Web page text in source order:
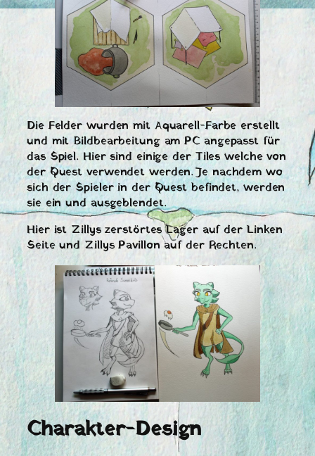
Die Felder wurden mit Aquarell-Farbe erstellt
und mit Bildbearbeitung am PC angepasst für
das Spiel. Hier sind einige der Tiles welche von
der Quest verwendet werden. Je nachdem wo
sich der Spieler in der Quest befindet, werden
sie ein und ausgeblendet.
Hier ist Zillys zerstörtes Lager auf der Linken
Seite und Zillys Pavillon auf der Rechten.
Charakter-Design